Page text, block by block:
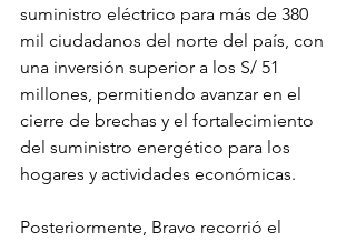
suministro eléctrico para más de 380
mil ciudadanos del norte del país, con
una inversión superior a los S/ 51
millones, permitiendo avanzar en el
cierre de brechas y el fortalecimiento
del suministro energético para los
hogares y actividades económicas.
Posteriormente, Bravo recorrió el